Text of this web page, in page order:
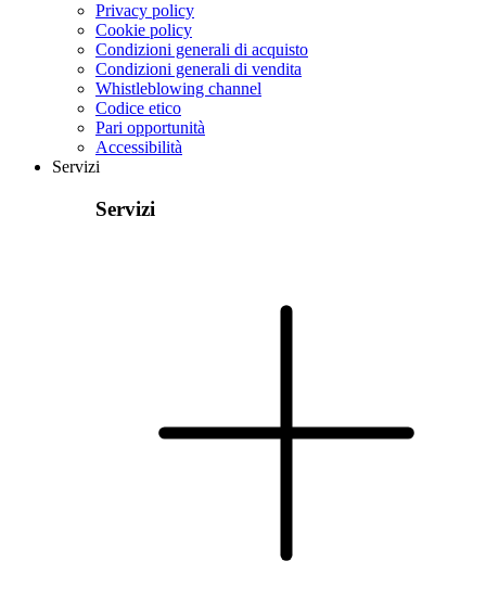
Privacy policy
Cookie policy
Condizioni generali di acquisto
Condizioni generali di vendita
Whistleblowing channel
Codice etico
Pari opportunità
Accessibilità
Servizi
Servizi